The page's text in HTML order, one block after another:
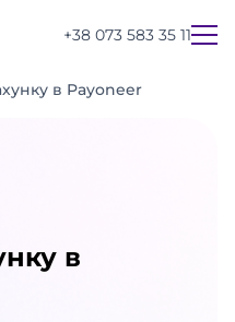
+38 073 583 35 11
в Payoneer
в